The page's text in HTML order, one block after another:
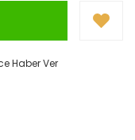
Haber Ver